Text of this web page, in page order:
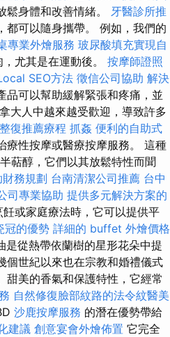
身體和改善情緒。 牙醫診所推
都可以隨身攜帶。 例如，我們的
專業外燴服務 玻尿酸填充實現自
尤其是在運動後。 按摩師證照
SEO方法 徵信公司協助 解決
品可以幫助緩解緊張和疼痛，並
大人中越來越受歡迎，導致許多
復推薦療程 抓姦 便利的自助式
療性按摩或醫療按摩服務。 這種
萜醇，它們以其放鬆特性而聞
務規劃 台南清潔公司推薦 台中
司專業協助 提供多元解決方案的
或家庭療法時，它可以提供平
冠的優勢 詳細的 buffet 外燴價格
是從熱帶依蘭樹的星形花朵中提
個世紀以來也在宗教和婚禮儀式
甜美的香氣和保護特性，它經常
自然修復臉部紋路的法令紋醫美
沙鹿按摩服務 的潛在優勢帶給
建議 創意宴會外燴佈置 它完全